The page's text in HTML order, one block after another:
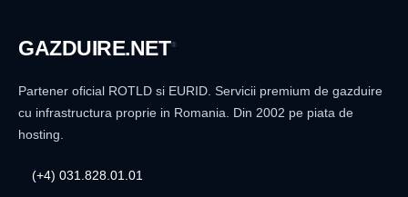
GAZDUIRE.NET®
Partener oficial ROTLD si EURID. Servicii premium de gazduire
cu infrastructura proprie in Romania. Din 2002 pe piata de
hosting.
(+4) 031.828.01.01